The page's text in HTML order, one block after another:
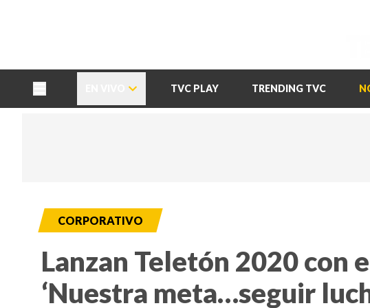
TVC PLAY TRENDING TVC
CORPORATIVO
Lanzan Teletón 2020 con
‘Nuestra meta…seguir